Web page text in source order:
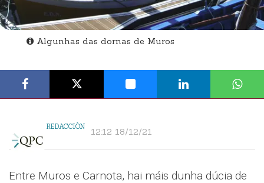
Algunhas das dornas de Muros
REDACCIÓN 12:12 18/12/21
Entre Muros e Carnota, hai máis dunha dúcia de